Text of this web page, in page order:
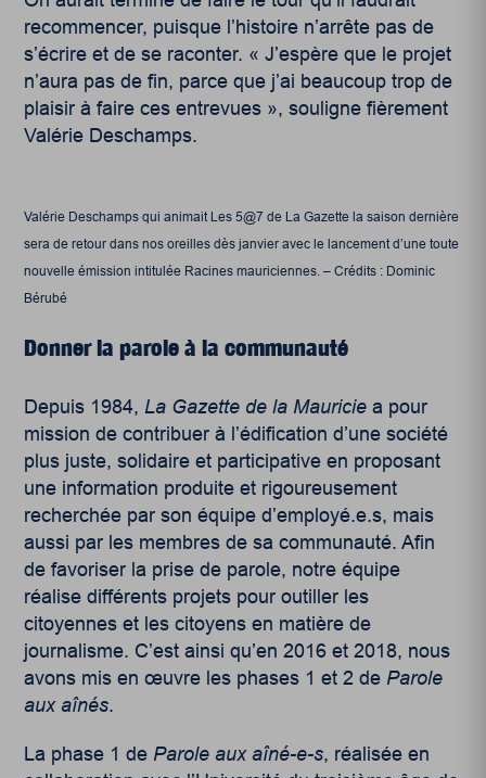
recommencer, puisque l’histoire n’arrête pas de
s’écrire et de se raconter. « J’espère que le projet
n’aura pas de fin, parce que j’ai beaucoup trop de
plaisir à faire ces entrevues », souligne fièrement
Valérie Deschamps.
Valérie Deschamps qui animait Les 5@7 de La Gazette la saison dernière
sera de retour dans nos oreilles dès janvier avec le lancement d’une toute
nouvelle émission intitulée Racines mauriciennes. – Crédits : Dominic
Bérubé
Donner la parole à la communauté
Depuis 1984,La Gazette de la Mauricie a pour
mission de contribuer à l’édification d’une société
plus juste, solidaire et participative en proposant
une information produite et rigoureusement
recherchée par son équipe d’employé.e.s, mais
aussi par les membres de sa communauté. Afin
de favoriser la prise de parole, notre équipe
réalise différents projets pour outiller les
citoyennes et les citoyens en matière de
journalisme. C’est ainsi qu’en 2016 et 2018, nous
avons mis en œuvre les phases 1 et 2 de Parole
aux aînés.
La phase 1 de Parole aux aîné-e-s, réalisée en